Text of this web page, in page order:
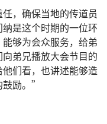
，确保当地的传道员
是这个时期的一位环
够为会众服务，给弟
弟兄播放大会节目的
们看，也讲述能够造
励。”